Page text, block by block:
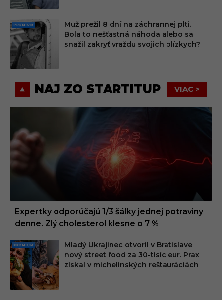
PRE
MIU
M
Muž prežil 8 dní na záchrannej plti.
Bola to nešťastná náhoda alebo sa
snažil zakryť vraždu svojich blízkych?
NAJ ZO STARTITUP VIAC >
Expertky odporúčajú 1/3 šálky jednej potraviny
denne. Zlý cholesterol klesne o 7 %
PRE
MIU
M
Mladý Ukrajinec otvoril v Bratislave
nový street food za 30-tisíc eur. Prax
získal v michelinských reštauráciách